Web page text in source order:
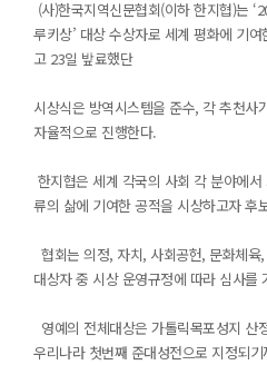
(사)한국지역신문협회(이하 한지협)는
루키상’ 대상 수상자로 세계 평화에 기
고 23일 밮료했단
시상식은 방역시스템을 준수, 각 추천사
자율적으로 진행한다.
한지협은 세계 각국의 사회 각 분야에
류의 삶에 기여한 공적을 시상하고자 후
협회는 의정, 자치, 사회공헌, 문화체
대상자 중 시상 운영규정에 따라 심사를
영예의 전체대상은 가톨릭목포성지 산
우리나라 첫번째 준대성전으로 지정되